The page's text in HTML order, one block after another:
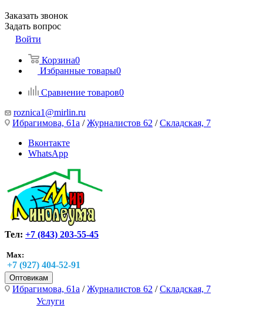
Заказать звонок
Задать вопрос
Войти
Корзина0
Избранные товары0
Сравнение товаров0
roznica1@mirlin.ru
Ибрагимова, 61а /Журналистов 62 /Складская, 7
Вконтакте
WhatsApp
Тел: +7 (843) 203-55-45
Max:
+7 (927) 404-52-91
Оптовикам
Ибрагимова, 61а /Журналистов 62 /Складская, 7
Услуги